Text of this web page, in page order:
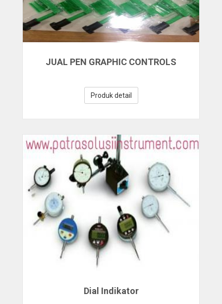
JUAL PEN GRAPHIC CONTROLS
Produk detail
Dial Indikator